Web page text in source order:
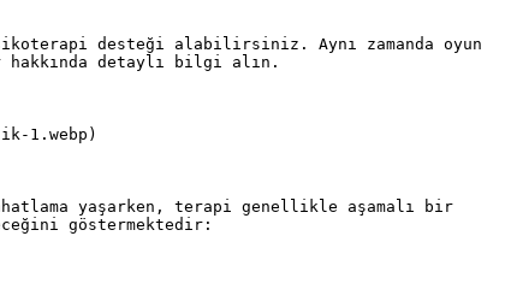
desteği alabilirsiniz. Aynı zamanda oyun
hakkında detaylı bilgi alın.
1.webp)
yaşarken, terapi genellikle aşamalı bir
göstermektedir: